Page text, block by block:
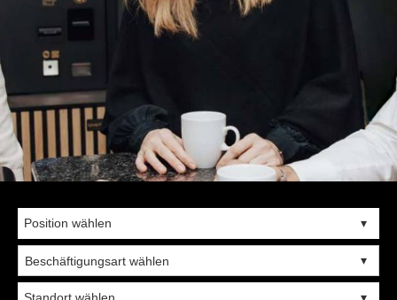
Beschäftigungsart wählen